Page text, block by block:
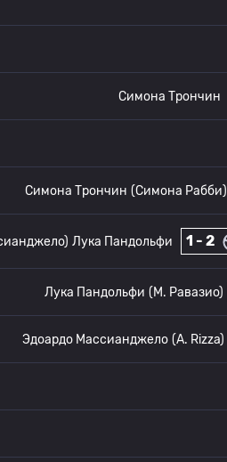
Симона Трончин
(Симона Рабби)
Симона Трончин
1 - 2
Лука Пандольфи
(М. Равазио)
Лука Пандольфи
(A. Rizza)
Эдоардо Массианджело